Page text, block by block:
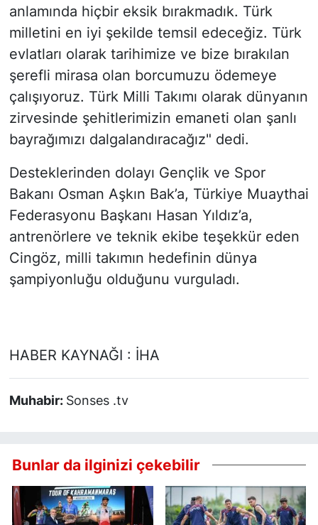
anlamında hiçbir eksik bırakmadık. Türk
milletini en iyi şekilde temsil edeceğiz. Türk
evlatları olarak tarihimize ve bize bırakılan
şerefli mirasa olan borcumuzu ödemeye
çalışıyoruz. Türk Milli Takımı olarak dünyanın
zirvesinde şehitlerimizin emaneti olan şanlı
bayrağımızı dalgalandıracağız" dedi.
Desteklerinden dolayı Gençlik ve Spor
Bakanı Osman Aşkın Bak’a, Türkiye Muaythai
Federasyonu Başkanı Hasan Yıldız’a,
antrenörlere ve teknik ekibe teşekkür eden
Cingöz, milli takımın hedefinin dünya
şampiyonluğu olduğunu vurguladı.
HABER KAYNAĞI : İHA
Muhabir: Sonses .tv
Bunlar da ilginizi çekebilir